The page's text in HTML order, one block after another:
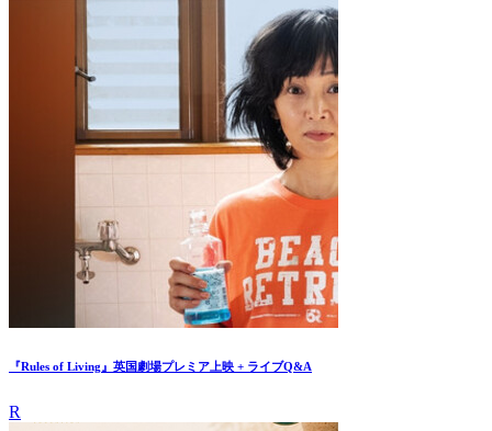
『Rules of Living』英国劇場プレミア上映 + ライブQ&A
R